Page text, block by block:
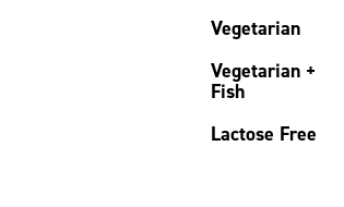
Vegetarian
Vegetarian +
Fish
Lactose Free